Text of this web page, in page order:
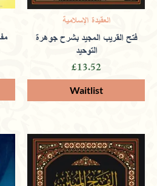
owner) January 6,
and cultural growth
learning.
العقيدة الإسلامية
فتح القريب المجيد بشرح جوهرة
التوحيد
£13.52